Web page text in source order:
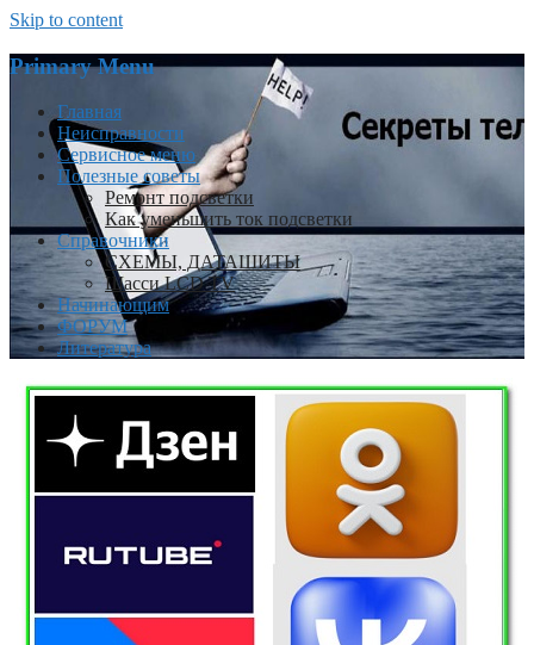
Skip to content
Primary Menu
Главная
Неисправности
Сервисное меню
Полезные советы
Ремонт подсветки
Как уменьшить ток подсветки
Справочники
СХЕМЫ, ДАТАШИТЫ
Шасси LCD TV
Начинающим
ФОРУМ
Литература